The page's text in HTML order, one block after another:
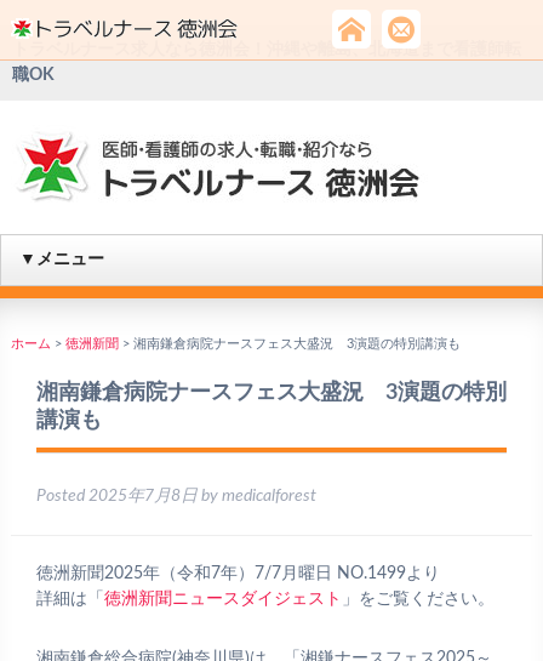
トラベルナース求人なら徳洲会！沖縄や離島、北海道まで看護師転
職OK
▼メニュー
ホーム > 徳洲新聞 > 湘南鎌倉病院ナースフェス大盛況 3演題の特別講演も
湘南鎌倉病院ナースフェス大盛況 3演題の特別
講演も
Posted 2025年7月8日 by medicalforest
徳洲新聞2025年（令和7年）7/7月曜日 NO.1499より
詳細は「 徳洲新聞ニュースダイジェスト 」をご覧ください。